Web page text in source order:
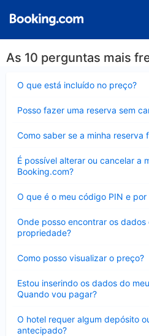
As 10 perguntas mais
O que está incluído no preço?
Posso fazer uma reserva sem
Como saber se a minha reserva
É possível alterar ou cancelar a
Booking.com?
Contraído
O que é o meu código PIN e
Onde posso encontrar os
propriedade?
Como posso visualizar o preço?
Estou inserindo os dados do
Quando vou pagar?
O hotel requer algum depósito
antecipado?